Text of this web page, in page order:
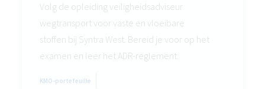
Volg de opleiding veiligheidsadviseur
wegtransport voor vaste en vloeibare
stoffen bij Syntra West. Bereid je voor op het
examen en leer het ADR-reglement.
KMO-portefeuille